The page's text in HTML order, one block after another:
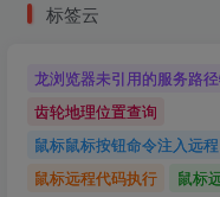
标签云
龙浏览器未引用的服务路
齿轮地理位置查询
鼠标鼠标按钮命令注入远程
鼠标远程代码执行
鼠标